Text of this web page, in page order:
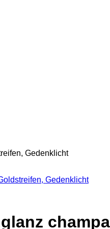
Gedenklicht
Gedenklicht